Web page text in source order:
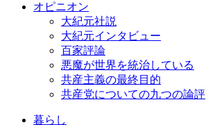
オピニオン
大紀元社説
大紀元インタビュー
百家評論
悪魔が世界を統治している
共産主義の最終目的
共産党についての九つの論評
暮らし